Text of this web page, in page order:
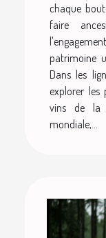
chaque
faire
patrimoine
Dans les
explorer les
vins de la
mondiale,...